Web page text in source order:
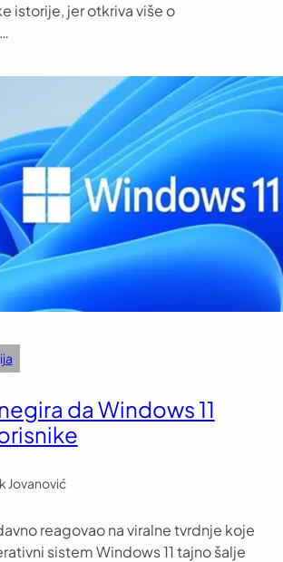
istorije, jer otkriva više o
da Windows 11
Jovanović
reagovao na viralne tvrdnje koje
sistem Windows 11 tajno šalje